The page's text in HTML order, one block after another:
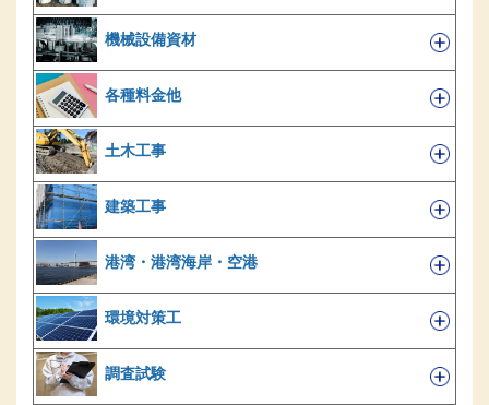
機械設備資材
各種料金他
土木工事
建築工事
港湾・港湾海岸・空港
環境対策工
調査試験